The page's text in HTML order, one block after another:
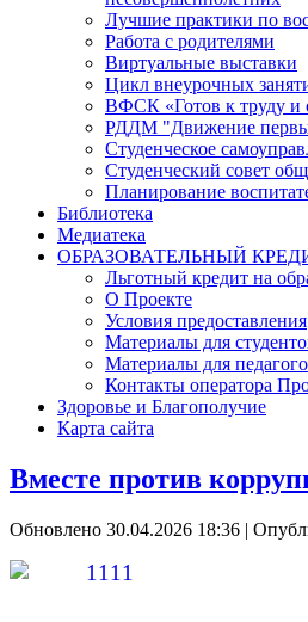
Лучшие практики по
Работа с родителями
Виртуальные выставки
Цикл внеурочных
ВФСК «Готов к труду и
РДДМ "Движение
Студенческое
Студенческий совет
Планирование
Библиотека
Медиатека
ОБРАЗОВАТЕЛЬНЫЙ
Льготный кредит на
О Проекте
Условия предоставления
Материалы для
Материалы для
Контакты оператора
Здоровье и Благополучие
Карта сайта
Вместе против
Обновлено 30.04.2026 18:36 |